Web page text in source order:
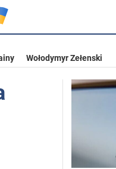
Wołodymyr Zełenski